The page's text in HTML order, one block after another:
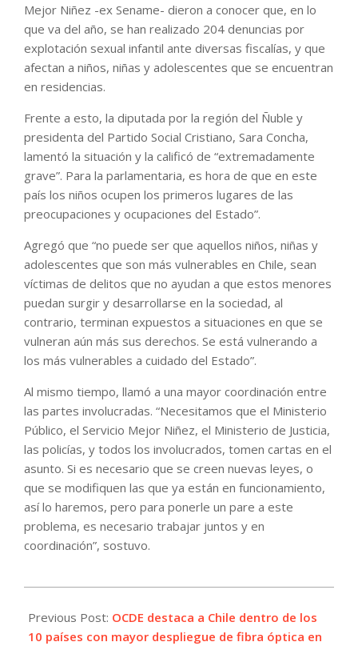
Mejor Niñez -ex Sename- dieron a conocer que, en lo
que va del año, se han realizado 204 denuncias por
explotación sexual infantil ante diversas fiscalías, y que
afectan a niños, niñas y adolescentes que se encuentran
en residencias.
Frente a esto, la diputada por la región del Ñuble y
presidenta del Partido Social Cristiano, Sara Concha,
lamentó la situación y la calificó de “extremadamente
grave”. Para la parlamentaria, es hora de que en este
país los niños ocupen los primeros lugares de las
preocupaciones y ocupaciones del Estado”.
Agregó que “no puede ser que aquellos niños, niñas y
adolescentes que son más vulnerables en Chile, sean
víctimas de delitos que no ayudan a que estos menores
puedan surgir y desarrollarse en la sociedad, al
contrario, terminan expuestos a situaciones en que se
vulneran aún más sus derechos. Se está vulnerando a
los más vulnerables a cuidado del Estado”.
Al mismo tiempo, llamó a una mayor coordinación entre
las partes involucradas. “Necesitamos que el Ministerio
Público, el Servicio Mejor Niñez, el Ministerio de Justicia,
las policías, y todos los involucrados, tomen cartas en el
asunto. Si es necesario que se creen nuevas leyes, o
que se modifiquen las que ya están en funcionamiento,
así lo haremos, pero para ponerle un pare a este
problema, es necesario trabajar juntos y en
coordinación”, sostuvo.
07-
18
Previous Post: OCDE destaca a Chile dentro de los
10 países con mayor despliegue de fibra óptica en